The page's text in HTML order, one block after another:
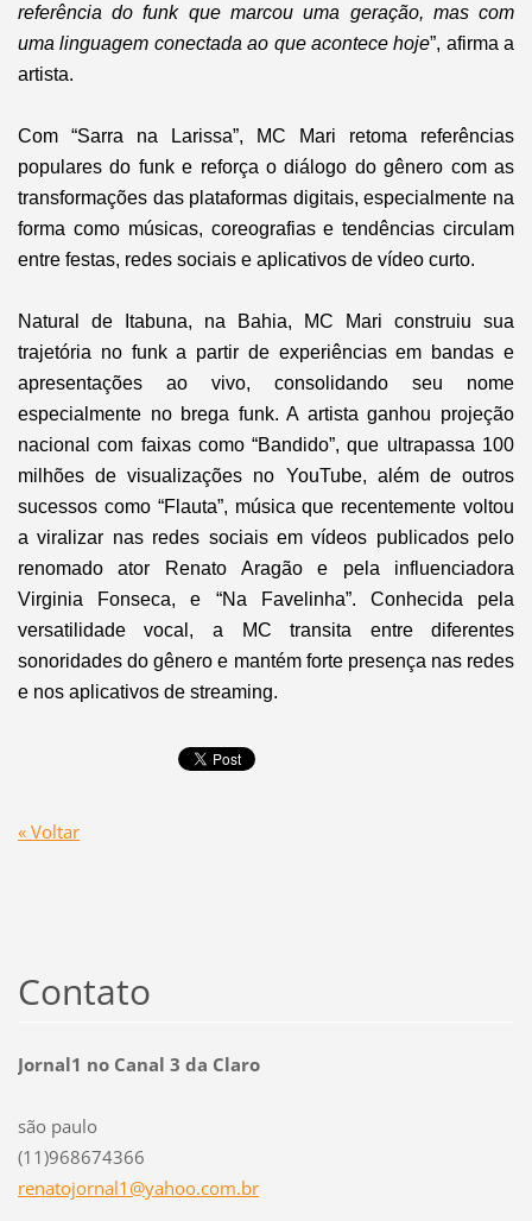
referência do funk que marcou uma geração, mas com
uma linguagem conectada ao que acontece hoje”, afirma a
artista.
Com “Sarra na Larissa”, MC Mari retoma referências
populares do funk e reforça o diálogo do gênero com as
transformações das plataformas digitais, especialmente na
forma como músicas, coreografias e tendências circulam
entre festas, redes sociais e aplicativos de vídeo curto.
Natural de Itabuna, na Bahia, MC Mari construiu sua
trajetória no funk a partir de experiências em bandas e
apresentações ao vivo, consolidando seu nome
especialmente no brega funk. A artista ganhou projeção
nacional com faixas como “Bandido”, que ultrapassa 100
milhões de visualizações no YouTube, além de outros
sucessos como “Flauta”, música que recentemente voltou
a viralizar nas redes sociais em vídeos publicados pelo
renomado ator Renato Aragão e pela influenciadora
Virginia Fonseca, e “Na Favelinha”. Conhecida pela
versatilidade vocal, a MC transita entre diferentes
sonoridades do gênero e mantém forte presença nas redes
e nos aplicativos de streaming.
« Voltar
Contato
Jornal1 no Canal 3 da Claro
são paulo
(11)968674366
renatojornal1@yahoo.com.br